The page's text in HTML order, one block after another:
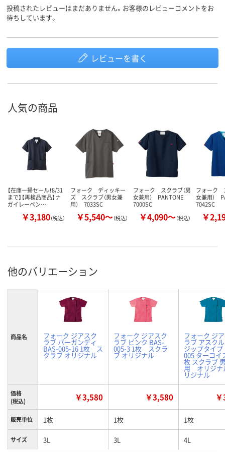
投稿されたレビューはまだありません。お客様のレビューコメントをお
待ちしています。
レビューを書く
人気の商品
【在庫一掃セール！8/31
まで】【再検品商品】ナ
ガイレーベン…
￥3,180（税込）
フォーク ディッキー
ズ スクラブ（男女兼
用） 7033SC
￥5,540～（税込）
フォーク スクラブ（男
女兼用） PANTONE
7000SC
￥4,090～（税込）
フォーク
女兼用）
7042SC
￥
他のバリエーション
商品名 フォーク ジアスク
ラブ バーガンディ
BAS-005-16 1枚 ス
クラブ オリジナル
フォーク ジアスク
ラブ ピンク BAS-
005-3 1枚 スクラ
ブ オリジナル
フォーク ジ
ラブ アスク
ジップタイプ
005 ターコイ
枚 スクラブ
用 オリジナ
リジナル
価格
(税込)
￥3,580 ￥3,580
販売単位 1枚 1枚 1枚
サイズ 3L 3L 4L